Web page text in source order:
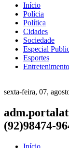
Início
Polícia
Política
Cidades
Sociedade
Especial
Esportes
Entretenimento
sexta-feira, 07,
(92)98474-
Início